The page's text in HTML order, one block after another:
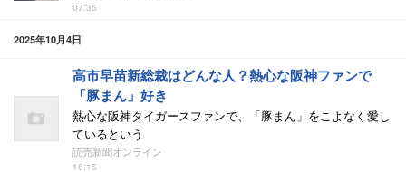
07:35
2025年10月4日
高市早苗新総裁はどんな人？熱心な阪神ファンで
「豚まん」好き
熱心な阪神タイガースファンで、「豚まん」をこよなく愛し
ているという
読売新聞オンライン
16:15